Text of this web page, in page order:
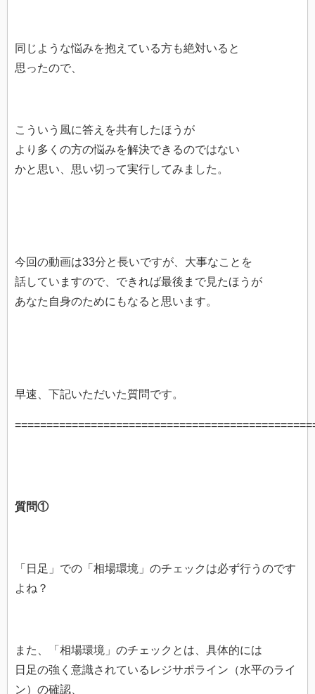
同じような悩みを抱えている方も絶対いると
思ったので、
こういう風に答えを共有したほうが
より多くの方の悩みを解決できるのではない
かと思い、思い切って実行してみました。
今回の動画は33分と長いですが、大事なことを
話していますので、できれば最後まで見たほうが
あなた自身のためにもなると思います。
早速、下記いただいた質問です。
質問①
「日足」での「相場環境」のチェックは必ず行うのです
よね？
また、「相場環境」のチェックとは、具体的には
日足の強く意識されているレジサポライン（水平のライ
ン）の確認、